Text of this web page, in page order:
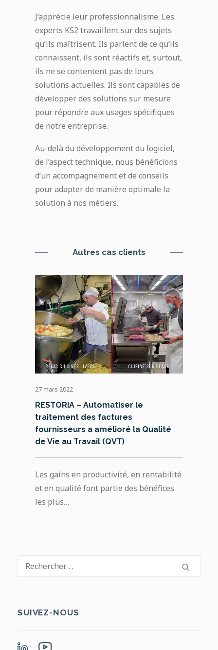
J’apprécie leur professionnalisme. Les
experts KS2 travaillent sur des sujets
qu’ils maîtrisent. Ils parlent de ce qu’ils
connaissent, ils sont réactifs et, surtout,
ils ne se contentent pas de leurs
solutions actuelles. Ils sont capables de
développer des solutions sur mesure
pour répondre aux usages spécifiques
de notre entreprise.
Au-delà du développement du logiciel,
de l’aspect technique, nous bénéficions
d’un accompagnement et de conseils
pour adapter de manière optimale la
solution à nos métiers.
Autres cas clients
la Qualité
en rentabilité
des bénéfices
7 juin 2021
des factures fournisseurs
Avec 140 salariés et plus de 25
SUIVEZ-NOUS